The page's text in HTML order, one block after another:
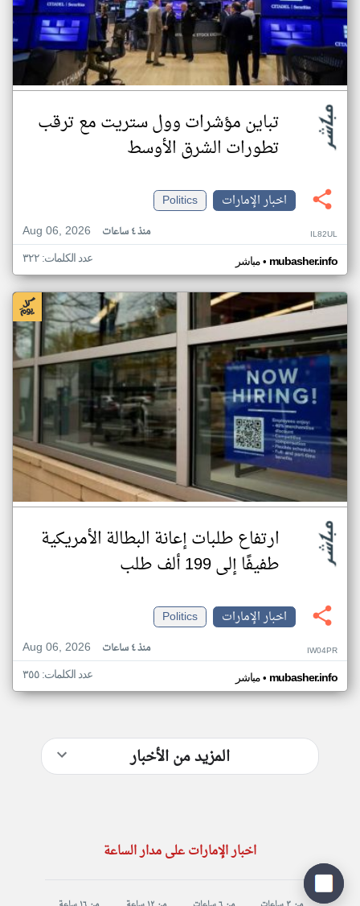
تباين مؤشرات وول ستريت مع ترقب
تطورات الشرق الأوسط
اخبار الإمارات
Politics
Aug 06, 2026
منذ ٤ ساعات IL82UL
مباشر• mubasher.info عدد الكلمات: ٣٢٢
ارتفاع طلبات إعانة البطالة الأمريكية
طفيفًا إلى 199 ألف طلب
اخبار الإمارات
Politics
Aug 06, 2026
منذ ٤ ساعات IW04PR
مباشر• mubasher.info عدد الكلمات: ٣٥٥
المزيد من الأخبار
اخبار الإمارات على مدار الساعة